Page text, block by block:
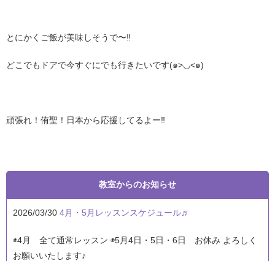
とにかくご飯が美味しそうで〜‼︎
どこでもドアで今すぐにでも行きたいです(๑>◡<๑)
頑張れ！侑聖！日本から応援してるよー‼︎
教室からのお知らせ
2026/03/30 4月・5月レッスンスケジュール♬
◉4月 全て通常レッスン ◉5月4日・5日・6日 お休み よろしく
お願いいたします♪